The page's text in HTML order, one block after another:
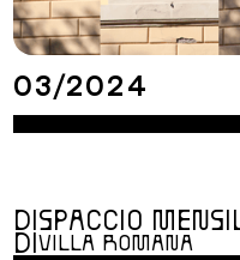
03/2024
DISPACCIO
DIVILLA ROMANA